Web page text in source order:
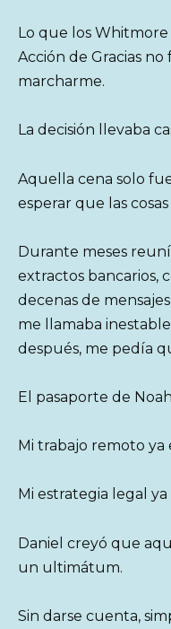
Lo que los
Acción de Gracias
marcharme.
La decisión llevaba
Aquella cena solo
esperar que las
Durante meses
extractos bancarios,
decenas de
me llamaba
después, me pedía
El pasaporte de
Mi trabajo remoto ya
Mi estrategia legal
Daniel creyó que
un ultimátum.
Sin darse cuenta,